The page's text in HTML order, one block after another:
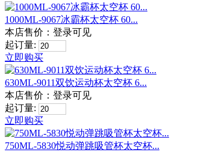
1000ML-9067冰霸杯太空杯 60...
本店售价： 登录可见
起订量:
立即购买
630ML-9011双饮运动杯太空杯 6...
本店售价： 登录可见
起订量:
立即购买
750ML-5830悦动弹跳吸管杯太空杯...